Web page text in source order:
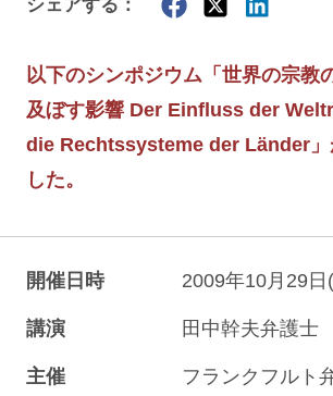
シェアする：
以下のシンポジウム「世界の宗教
及ぼす影響 Der Einfluss der
die Rechtssysteme der Länder」
した。
開催日時 2009年10月29日
講演 田中幹夫弁護士
主催 フランクフルト